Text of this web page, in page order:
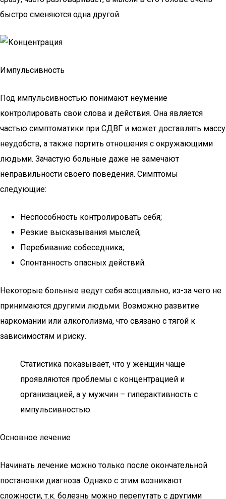
быстро сменяются одна другой.
Импульсивность
Под импульсивностью понимают неумение
контролировать свои слова и действия. Она является
частью симптоматики при СДВГ и может доставлять массу
неудобств, а также портить отношения с окружающими
людьми. Зачастую больные даже не замечают
неправильности своего поведения. Симптомы
следующие:
Неспособность контролировать себя;
Резкие высказывания мыслей;
Перебивание собеседника;
Спонтанность опасных действий.
Некоторые больные ведут себя асоциально, из-за чего не
принимаются другими людьми. Возможно развитие
наркомании или алкоголизма, что связано с тягой к
зависимостям и риску.
Статистика показывает, что у женщин чаще
проявляются проблемы с концентрацией и
организацией, а у мужчин – гиперактивность с
импульсивностью.
Основное лечение
Начинать лечение можно только после окончательной
постановки диагноза. Однако с этим возникают
сложности, т.к. болезнь можно перепутать с другими